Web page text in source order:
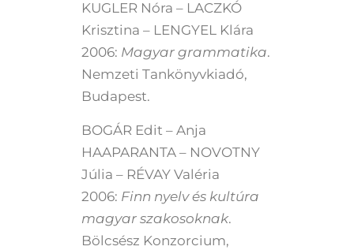
KUGLER Nóra – LACZKÓ
Krisztina – LENGYEL Klára
2006: Magyar grammatika.
Nemzeti Tankönyvkiadó,
Budapest.
BOGÁR Edit – Anja
HAAPARANTA – NOVOTNY
Júlia – RÉVAY Valéria
2006: Finn nyelv és kultúra
magyar szakosoknak.
Bölcsész Konzorcium,